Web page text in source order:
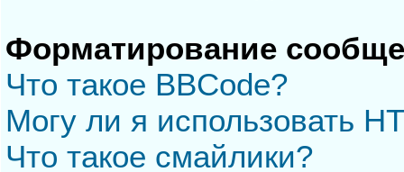
Форматирование
Что такое BBCode?
Могу ли я использовать
Что такое смайлики?